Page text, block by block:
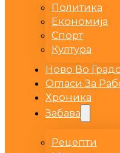
Политика
Економија
Спорт
Култура
Ново Во
Огласи За
Хроника
Забава
Рецепти